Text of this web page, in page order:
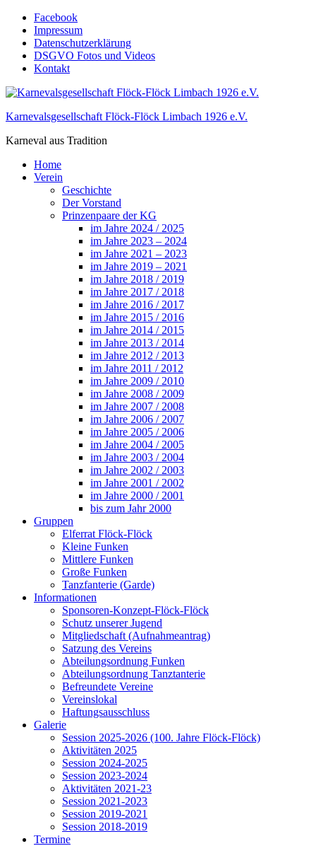
Skip
content
Facebook
Impressum
Datenschutzerklärung
DSGVO Fotos und Videos
Kontakt
Karnevalsgesellschaft Flöck-Flöck Limbach 1926 e.V.
Karneval aus Tradition
Home
Verein
Geschichte
Der Vorstand
Prinzenpaare der KG
im Jahre 2024 / 2025
im Jahre 2023 – 2024
im Jahre 2021 – 2023
im Jahre 2019 – 2021
im Jahre 2018 / 2019
im Jahre 2017 / 2018
im Jahre 2016 / 2017
im Jahre 2015 / 2016
im Jahre 2014 / 2015
im Jahre 2013 / 2014
im Jahre 2012 / 2013
im Jahre 2011 / 2012
im Jahre 2009 / 2010
im Jahre 2008 / 2009
im Jahre 2007 / 2008
im Jahre 2006 / 2007
im Jahre 2005 / 2006
im Jahre 2004 / 2005
im Jahre 2003 / 2004
im Jahre 2002 / 2003
im Jahre 2001 / 2002
im Jahre 2000 / 2001
bis zum Jahr 2000
Gruppen
Elferrat Flöck-Flöck
Kleine Funken
Mittlere Funken
Große Funken
Tanzfanterie (Garde)
Informationen
Sponsoren-Konzept-Flöck-Flöck
Schutz unserer Jugend
Mitgliedschaft (Aufnahmeantrag)
Satzung des Vereins
Abteilungsordnung Funken
Abteilungsordnung Tanztanterie
Befreundete Vereine
Vereinslokal
Haftungsausschluss
Galerie
Session 2025-2026 (100. Jahre Flöck-Flöck)
Aktivitäten 2025
Session 2024-2025
Session 2023-2024
Aktivitäten 2021-23
Session 2021-2023
Session 2019-2021
Session 2018-2019
Termine